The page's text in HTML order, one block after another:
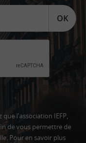
OK
l'association IEFP,
de vous permettre de
Pour en savoir plus